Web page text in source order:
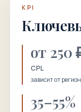
KPI
от 250
CPL
зависит от
35–55%